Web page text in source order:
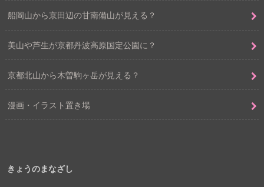
船岡山から京田辺の甘南備山が見える？
美山や芦生が京都丹波高原国定公園に？
京都北山から木曽駒ヶ岳が見える？
漫画・イラスト置き場
きょうのまなざし